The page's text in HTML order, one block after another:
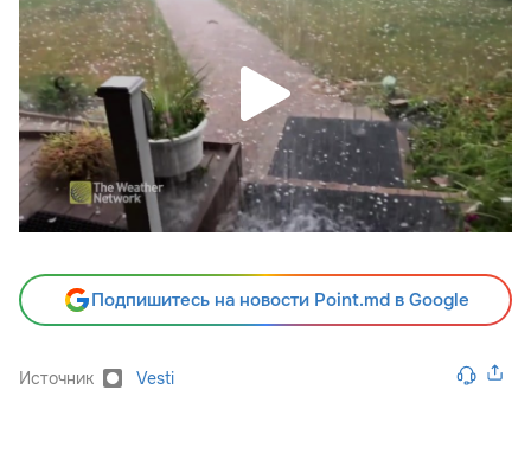
Подпишитесь на новости Point.md в Google
Источник Vesti